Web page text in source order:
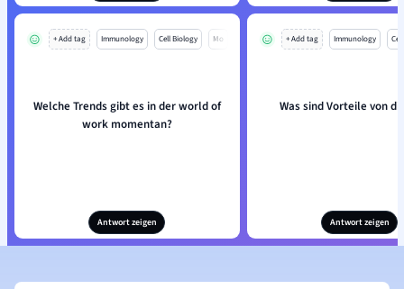
+ Add tag Immunology Cell Biology Mo
Welche Trends gibt es in der world of
work momentan?
Antwort zeigen
+ Add tag Immunology
Was sind Vorteile von
Antwort zeigen